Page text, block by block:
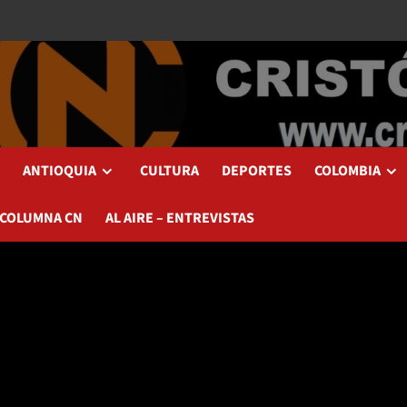
ANTIOQUIA CULTURA DEPORTES COLOMBIA
CN AL AIRE – ENTREVISTAS